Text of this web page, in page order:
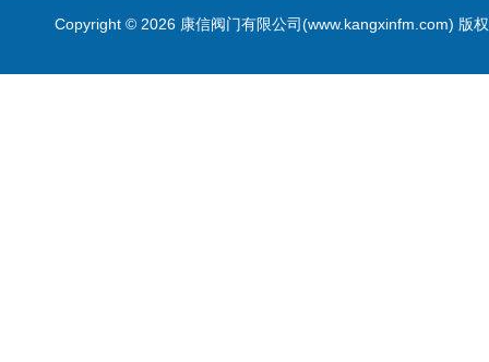
Copyright © 2026 康信阀门有限公司(www.kangxinfm.com) 版